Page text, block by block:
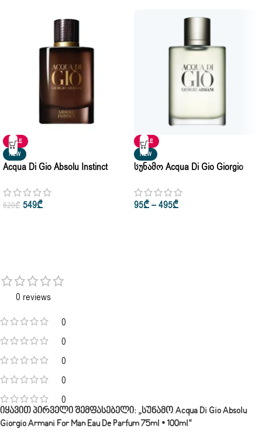
SALE
NEW
Acqua Di Gio Absolu Instinct
De Parfum 75ml
620₾ 549₾
SALE
NEW
Სუნამო Acqua Di Gio Giorgio
• 100ml • 200ml
95₾–495₾
0 reviews
0
0
0
0
0
Იყავით Პირველი Შემფასებელი: „სუნამო Acqua Di Gio Absolu
Giorgio Armani For Man Eau De Parfum 75ml • 100ml“